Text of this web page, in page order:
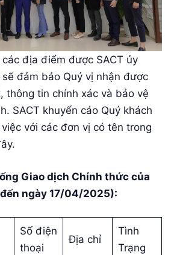
địa điểm được SACT ủy
đảm bảo Quý vị nhận được
thông tin chính xác và bảo vệ
SACT khuyến cáo Quý khách
với các đơn vị có tên trong
Giao dịch Chính thức của
ngày 17/04/2025):
Số điện
thoại
Địa chỉ
Tình
Trạng